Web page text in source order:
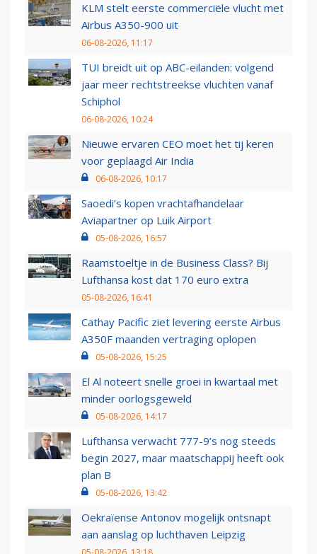
KLM stelt eerste commerciële vlucht met
Airbus A350-900 uit
06-08-2026, 11:17
TUI breidt uit op ABC-eilanden: volgend
jaar meer rechtstreekse vluchten vanaf
Schiphol
06-08-2026, 10:24
Nieuwe ervaren CEO moet het tij keren
voor geplaagd Air India
06-08-2026, 10:17
Saoedi’s kopen vrachtafhandelaar
Aviapartner op Luik Airport
05-08-2026, 16:57
Raamstoeltje in de Business Class? Bij
Lufthansa kost dat 170 euro extra
05-08-2026, 16:41
Cathay Pacific ziet levering eerste Airbus
A350F maanden vertraging oplopen
05-08-2026, 15:25
El Al noteert snelle groei in kwartaal met
minder oorlogsgeweld
05-08-2026, 14:17
Lufthansa verwacht 777-9’s nog steeds
begin 2027, maar maatschappij heeft ook
plan B
05-08-2026, 13:42
Oekraïense Antonov mogelijk ontsnapt
aan aanslag op luchthaven Leipzig